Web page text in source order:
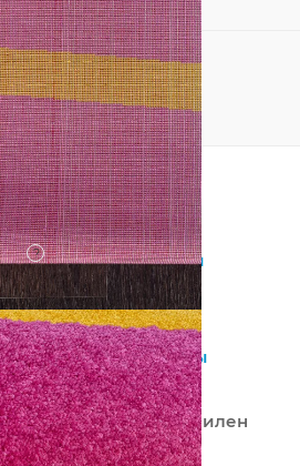
Овал
Розовый
?
Синтетический
Полипропилен
Детский
Детский,Цветы
Россия
100% Полипропилен
Машинный